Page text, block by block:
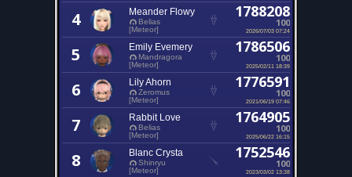
4 Meander Flowy
Belias
[Meteor]
1788208
100
2026/07/03 07:24
5 Emily Evemery
Mandragora
[Meteor]
1786506
100
2025/02/11 18:39
6 Lily Ahorn
Zeromus
[Meteor]
1776591
100
2021/06/19 07:46
7 Rabbit Love
Belias
[Meteor]
1764905
100
2025/06/22 16:15
8 Blanc Crysta
Shinryu
[Meteor]
1752546
100
2023/03/02 13:38